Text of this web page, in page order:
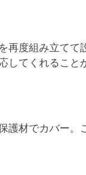
再度組み立てて
てくれること
護材でカバー。